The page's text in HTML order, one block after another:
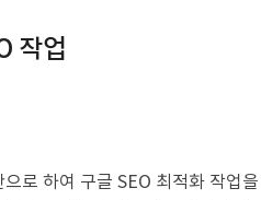
작업
로 하여 구글 SEO 최적화 작업